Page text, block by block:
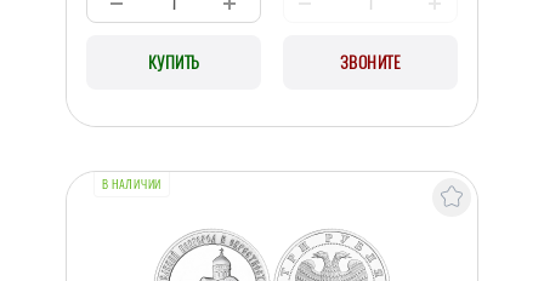
КУПИТЬ ЗВОНИТЕ
В НАЛИЧИИ